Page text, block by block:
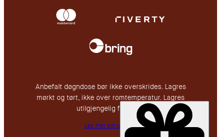
Anbefalt døgndose bør ikke overskrides. Lagres
mørkt og tørt, ikke over romtemperatur. Lagres
utilgjengelig for barn.
Les mer om oss her